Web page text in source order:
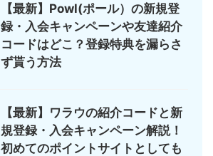
【最新】Powl(ポール）の新規登
録・入会キャンペーンや友達紹介
コードはどこ？登録特典を漏らさ
ず貰う方法
【最新】ワラウの紹介コードと新
規登録・入会キャンペーン解説！
初めてのポイントサイトとしても